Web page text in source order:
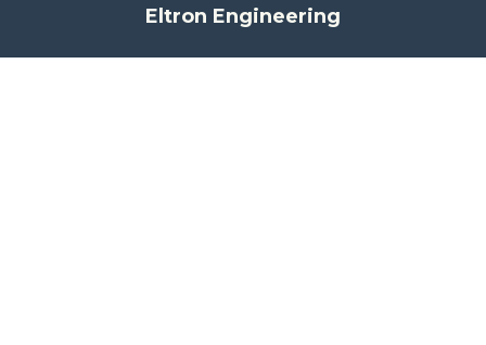
Eltron Engineering